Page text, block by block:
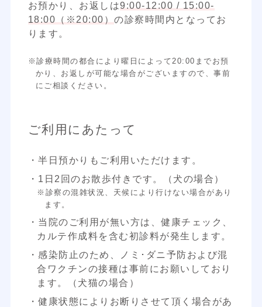
お預かり、お返しは9:00-12:00 / 15:00-
18:00（※20:00）の診察時間内となってお
ります。
※診療時間の都合により曜日によって20:00までお預
かり、お返しが可能な場合がございますので、事前
にご相談ください。
ご利用にあたって
・半日預かりもご利用いただけます。
・1日2回のお散歩付きです。（犬の場合）
※診察の混雑状況、天候により行けない場合があり
ます。
・当院のご利用が無い方は、健康チェック、
カルテ作成料を含む初診料が発生します。
・感染防止のため、ノミ･ダニ予防および混
合ワクチンの接種は事前にお願いしており
ます。（犬猫の場合）
・健康状態によりお断りさせて頂く場合があ